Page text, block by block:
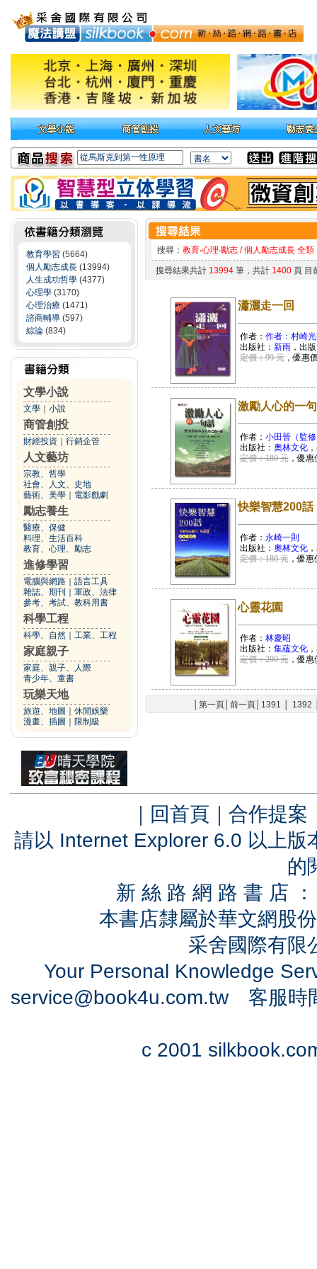
教育學習 (5664)
個人勵志成長 (13994)
人生成功哲學 (4377)
心理學 (3170)
心理治療 (1471)
諮商輔導 (597)
綜論 (834)
文學小說
文學 小說
商管創投
財經投資 行銷企管
人文藝坊
宗教、哲學
社會、人文、史地
藝術、美學
電影戲劇
勵志養生
醫療、保健
料理、生活百科
教育、心理、勵志
進修學習
電腦與網路
語言工具
雜誌、期刊
軍政、法律
參考、考試、教科用書
科學工程
科學、自然 工業、工程
家庭親子
家庭、親子、人際
青少年、童書
玩樂天地
旅遊、地圖
休閒娛樂
漫畫、插圖
限制級
搜尋： 教育‧心理‧勵志 / 個人勵志成長 全類
搜尋結果共計 13994筆，共計 1400頁 目
瀟灑走一回
作者： 作者：村崎
出版社： 新雨，出
定價：99 元，優惠
激勵人心的一
作者： 小田晉（監
出版社： 奧林文化
定價：180 元，優惠
快樂智慧200話
作者： 永崎一則
出版社： 奧林文化
定價：180 元，優惠
心靈花園
作者： 林慶昭
出版社： 集蘊文化
定價：200 元，優惠
第一頁 前一頁 1391 1392
｜ 回首頁 ｜ 合作提案
請以 Internet Explorer 6.0 以上
的
新 絲 路 網 路 書 店
本書店隸屬於華文網股
采舍國際有
Your Personal Knowledge
service@book4u.com.tw客服時
c 2001